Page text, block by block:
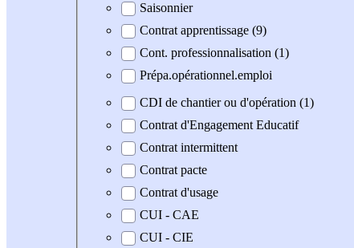
Saisonnier
Contrat apprentissage (9)
Cont. professionnalisation (1)
Prépa.opérationnel.emploi
CDI de chantier ou d'opération (1)
Contrat d'Engagement Educatif
Contrat intermittent
Contrat pacte
Contrat d'usage
CUI - CAE
CUI - CIE